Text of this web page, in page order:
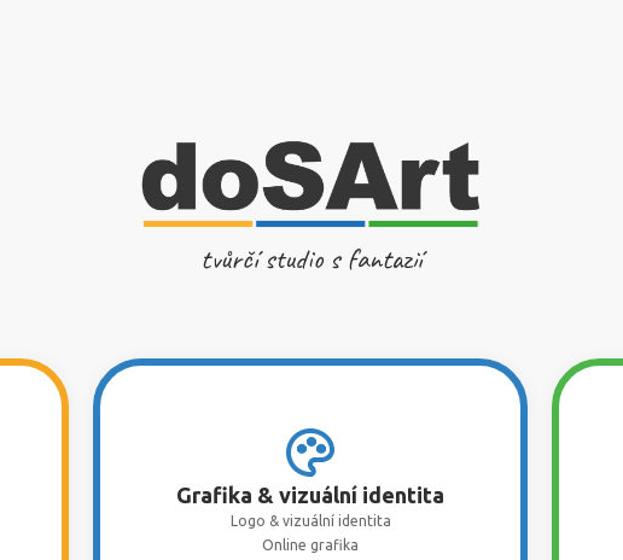
tvůrčí studio s fantazií
Grafika & vizuální identita
Logo & vizuální identita
Online grafika